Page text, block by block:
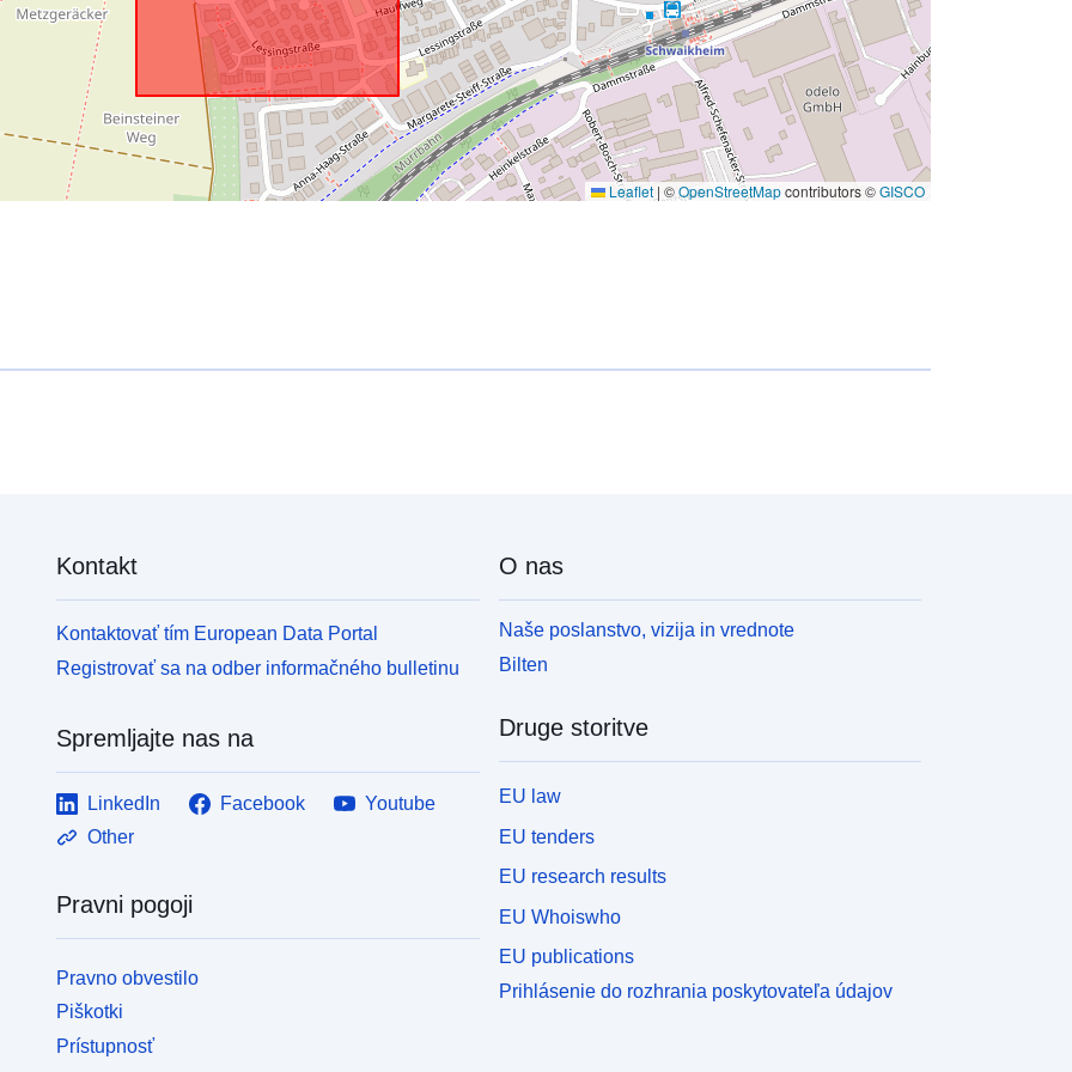
Leaflet | ©OpenStreetMapcontributors ©GISCO
Kontakt
Kontaktovať tím European Data Portal
Registrovať sa na odber informačného bulletinu
Spremljajte nas na
LinkedIn Facebook
Youtube
Other
Pravni pogoji
Pravno obvestilo
Piškotki
Prístupnosť
O nas
Naše poslanstvo, vizija in vrednote
Bilten
Druge storitve
EU law
EU tenders
EU research results
EU Whoiswho
EU publications
Prihlásenie do rozhrania poskytovateľa údajov